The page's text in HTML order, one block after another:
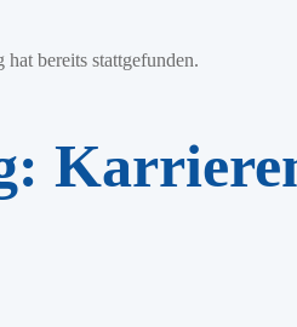
hat bereits stattgefunden.